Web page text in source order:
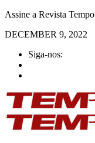
Assine a Revista Tempo
DECEMBER 9, 2022
Siga-nos: